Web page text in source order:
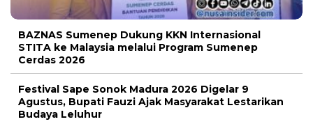
BAZNAS Sumenep Dukung KKN Internasional
STITA ke Malaysia melalui Program Sumenep
Cerdas 2026
Festival Sape Sonok Madura 2026 Digelar 9
Agustus, Bupati Fauzi Ajak Masyarakat Lestarikan
Budaya Leluhur